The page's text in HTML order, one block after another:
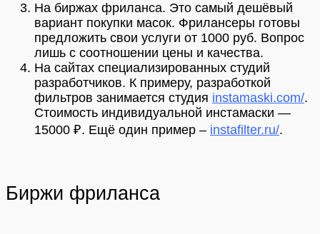
На биржах фриланса. Это самый дешёвый
вариант покупки масок. Фрилансеры готовы
предложить свои услуги от 1000 руб. Вопрос
лишь с соотношении цены и качества.
На сайтах специализированных студий
разработчиков. К примеру, разработкой
фильтров занимается студия instamaski.com/.
Стоимость индивидуальной инстамаски —
15000 ₽. Ещё один пример – instafilter.ru/.
Биржи фриланса